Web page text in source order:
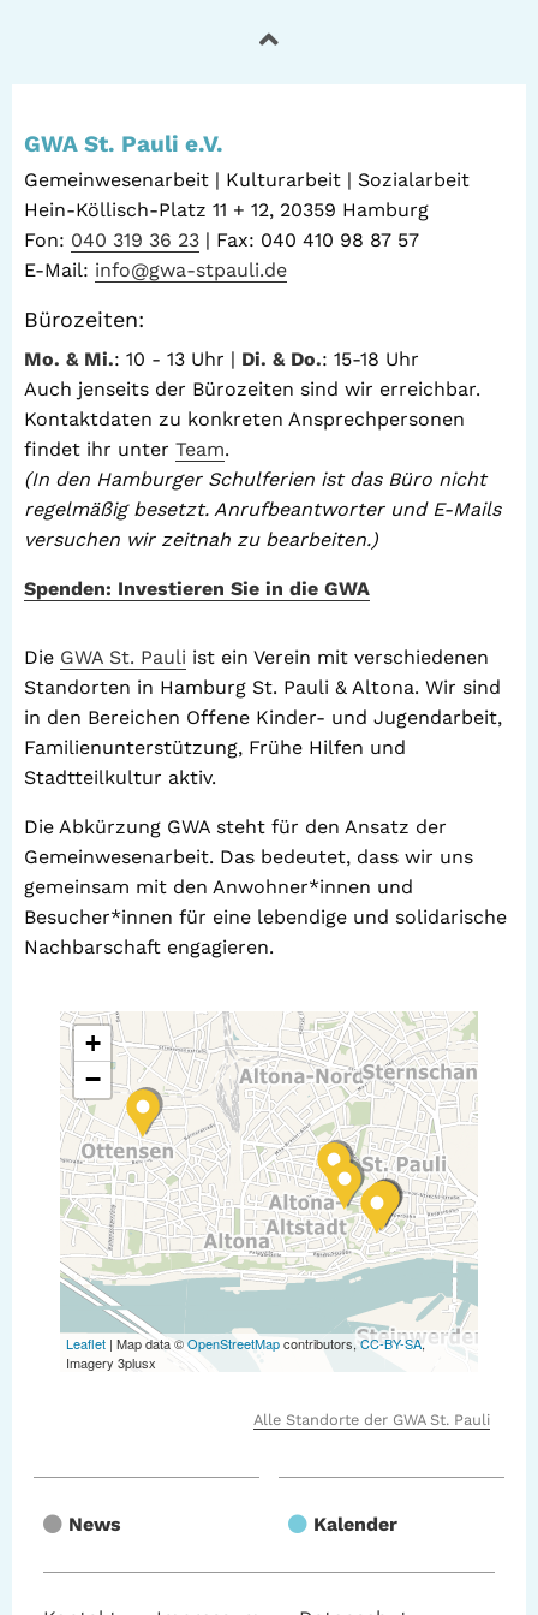
GWA St. Pauli e.V.
Gemeinwesenarbeit | Kulturarbeit | Sozialarbeit
Hein-Köllisch-Platz 11 + 12, 20359 Hamburg
Fon: 040 319 36 23 | Fax: 040 410 98 87 57
E-Mail: info@gwa-stpauli.de
Bürozeiten:
Mo. & Mi.: 10 - 13 Uhr | Di. & Do.: 15-18 Uhr
Auch jenseits der Bürozeiten sind wir erreichbar.
Kontaktdaten zu konkreten Ansprechpersonen
findet ihr unter Team.
(In den Hamburger Schulferien ist das Büro nicht
regelmäßig besetzt. Anrufbeantworter und E-Mails
versuchen wir zeitnah zu bearbeiten.)
Spenden: Investieren Sie in die GWA
Die GWA St. Pauli ist ein Verein mit verschiedenen
Standorten in Hamburg St. Pauli & Altona. Wir sind
in den Bereichen Offene Kinder- und Jugendarbeit,
Familienunterstützung, Frühe Hilfen und
Stadtteilkultur aktiv.
Die Abkürzung GWA steht für den Ansatz der
Gemeinwesenarbeit. Das bedeutet, dass wir uns
gemeinsam mit den Anwohner*innen und
Besucher*innen für eine lebendige und solidarische
Nachbarschaft engagieren.
+
−
Leaflet | Map data ©OpenStreetMapcontributors, CC-BY-SA,
Imagery 3plusx
Alle Standorte der GWA St. Pauli
News Kalender